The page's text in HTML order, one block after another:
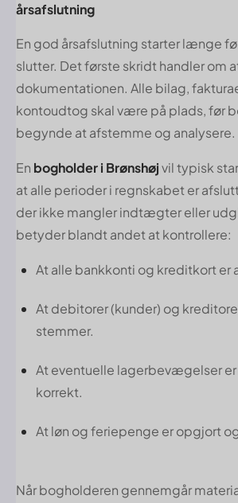
årsafslutning
En god årsafslutning starter længe
slutter. Det første skridt handler om
dokumentationen. Alle bilag,
kontoudtog skal være på plads, før
begynde at afstemme og analysere.
En bogholder i Brønshøjvil typisk
at alle perioder i regnskabet er
der ikke mangler indtægter eller
betyder blandt andet at kontrollere:
At alle bankkonti og kreditkort er
At debitorer (kunder) og
stemmer.
At eventuelle lagerbevægelser
korrekt.
At løn og feriepenge er opgjort
Når bogholderen gennemgår